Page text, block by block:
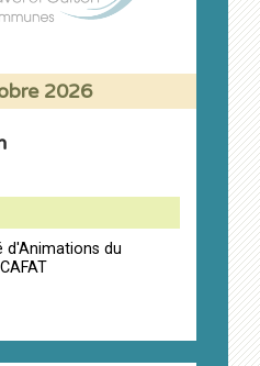
2026
d'Animations du